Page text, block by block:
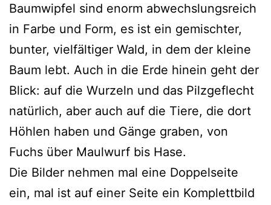
Baumwipfel sind enorm abwechs­lungs­reich
in Farbe und Form, es ist ein gemisch­ter,
bun­ter, viel­fäl­ti­ger Wald, in dem der klei­ne
Baum lebt. Auch in die Erde hin­ein geht der
Blick: auf die Wurzeln und das Pilzgeflecht
natür­lich, aber auch auf die Tiere, die dort
Höhlen haben und Gänge gra­ben, von
Fuchs über Maulwurf bis Hase.
Die Bilder neh­men mal eine Doppelseite
ein, mal ist auf einer Seite ein Komplettbild